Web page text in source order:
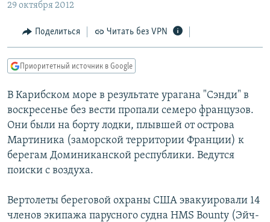
Вернутся
Вернутся
поиску
МНЕНИЯ
КУЛЬТУРА
КАВКАЗ.РЕАЛИИ
СЕВЕР.РЕАЛИИ
СИБИРЬ.РЕАЛИИ
РАСПИСАНИЕ ВЕЩАНИЯ
ПОДПИШИТЕСЬ НА РАССЫЛКУ
СОЦИАЛЬНЫЕ СЕТИ
29 октября 2012
Поделиться Читать без VPN
Приоритетный источник в Google
В Карибском море в результате урагана "Сэнди" в
воскресенье без вести пропали семеро французов.
Они были на борту лодки, плывшей от острова
Мартиника (заморской территории Франции) к
берегам Доминиканской республики. Ведутся
поиски с воздуха.
Вертолеты береговой охраны США эвакуировали 14
членов экипажа парусного судна HMS Bounty (Эйч-